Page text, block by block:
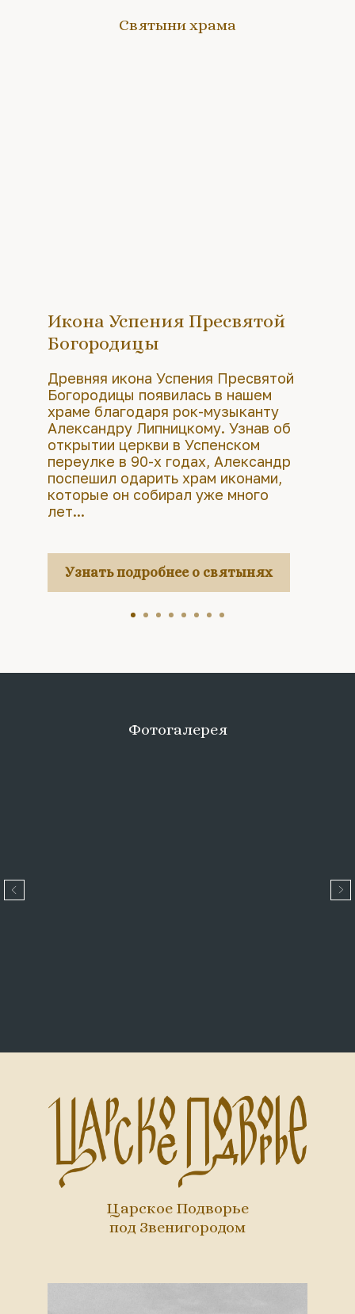
Святыни храма
Икона Успения Пресвятой
Богородицы
Древняя икона Успения Пресвятой
Богородицы появилась в нашем
храме благодаря рок-музыканту
Александру Липницкому. Узнав об
открытии церкви в Успенском
переулке в 90-х годах, Александр
поспешил одарить храм иконами,
которые он собирал уже много
лет...
Узнать подробнее о святынях
Фотогалерея
Царское Подворье
под Звенигородом